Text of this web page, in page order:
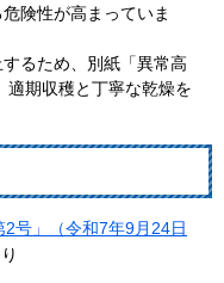
険性が高まっていま
るため、別紙「異常高
適期収穫と丁寧な乾燥を
2号」（令和7年9月24日